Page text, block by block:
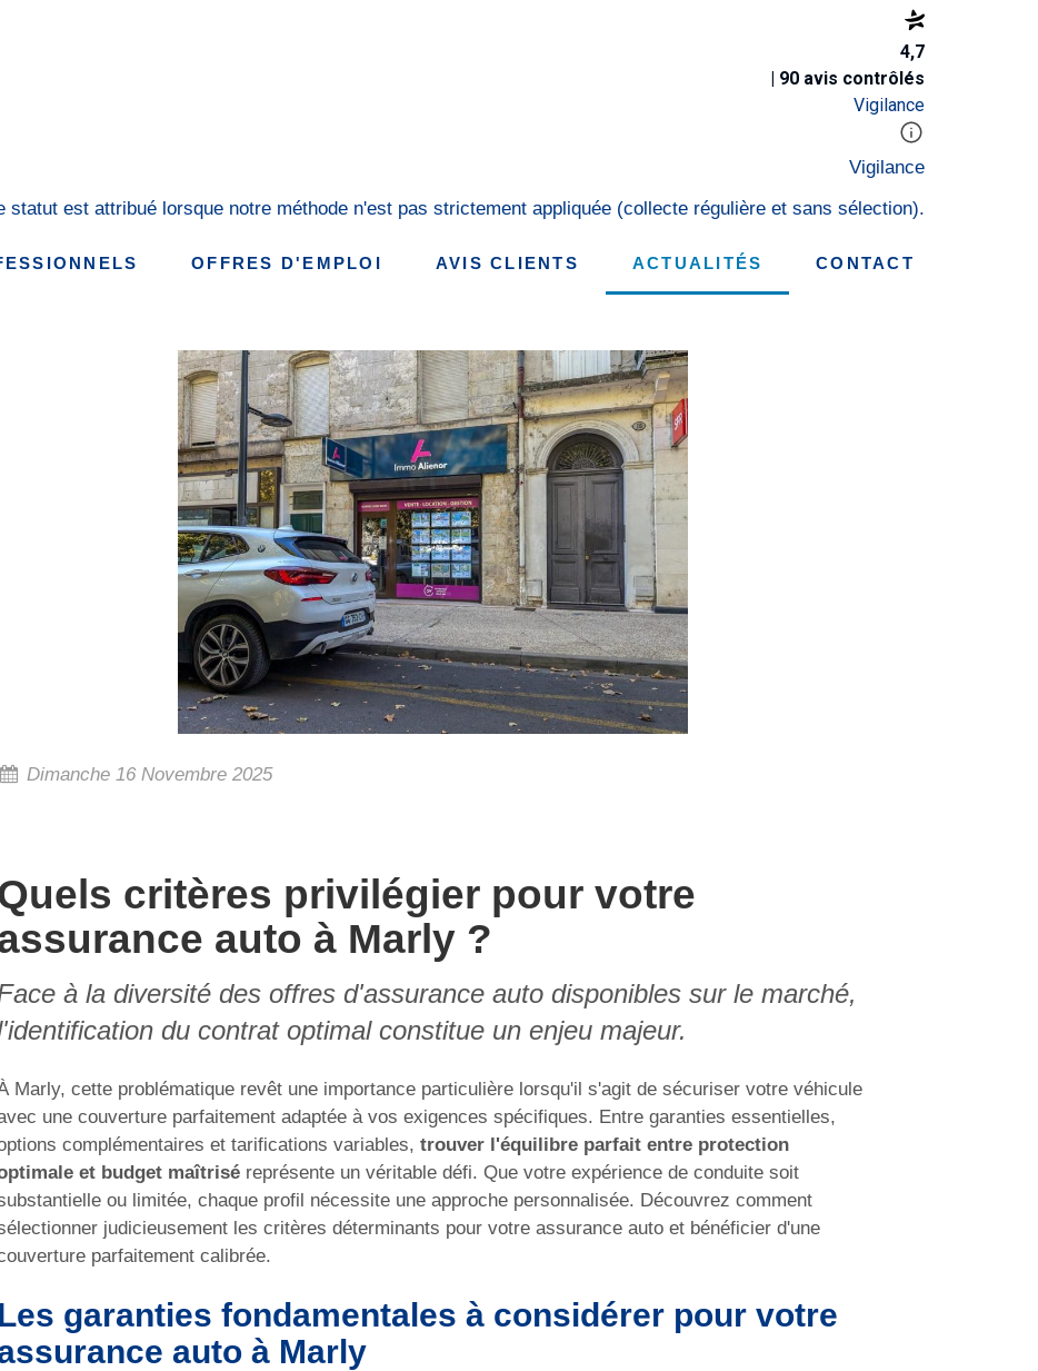
4,7
| 90 avis contrôlés
Vigilance
Vigilance
statut est attribué lorsque notre méthode n'est pas strictement appliquée (collecte régulière et sans sélection).
OFFRES D'EMPLOI AVIS CLIENTS ACTUALITÉS CONTACT
Dimanche 16 Novembre 2025
critères privilégier pour votre
auto à Marly ?
à la diversité des offres d'assurance auto disponibles sur le marché,
du contrat optimal constitue un enjeu majeur.
Marly, cette problématique revêt une importance particulière lorsqu'il s'agit de sécuriser votre véhicule
une couverture parfaitement adaptée à vos exigences spécifiques. Entre garanties essentielles,
complémentaires et tarifications variables, trouver l'équilibre parfait entre protection
et budget maîtriséreprésente un véritable défi. Que votre expérience de conduite soit
ou limitée, chaque profil nécessite une approche personnalisée. Découvrez comment
judicieusement les critères déterminants pour votre assurance auto et bénéficier d'une
parfaitement calibrée.
Les garanties fondamentales à considérer pour votre
auto à Marly